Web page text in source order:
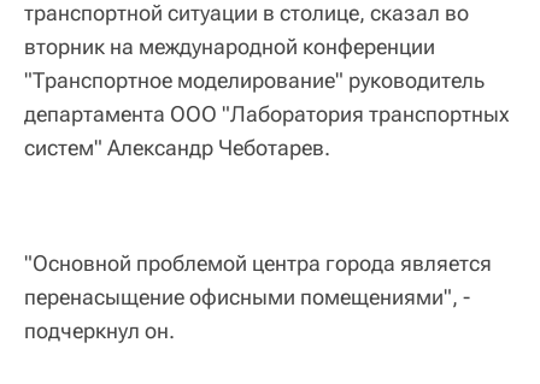
транспортной ситуации в столице, сказал во
вторник на международной конференции
"Транспортное моделирование" руководитель
департамента ООО "Лаборатория транспортных
систем" Александр Чеботарев.
"Основной проблемой центра города является
перенасыщение офисными помещениями", -
подчеркнул он.